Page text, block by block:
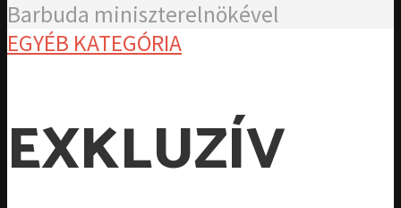
Barbuda miniszterelnökével
EGYÉB KATEGÓRIA
EXKLUZÍV